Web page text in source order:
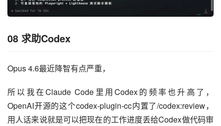
08 求助Codex
Opus 4.6最近降智有点严重，
所以我在Claude Code里用Codex的频率也升高了，
OpenAI开源的这个codex-plugin-cc内置了/codex:review，
用人话来说就是可以把现在的工作进度丢给Codex做代码审